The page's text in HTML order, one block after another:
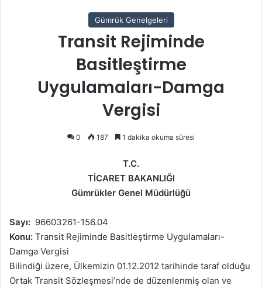
Gümrük Genelgeleri
Transit Rejiminde
Basitleştirme
Uygulamaları-Damga
Vergisi
0 187 1 dakika okuma süresi
T.C.
TİCARET BAKANLIĞI
Gümrükler Genel Müdürlüğü
Sayı: 96603261-156.04
Konu: Transit Rejiminde Basitleştirme Uygulamaları-
Damga Vergisi
Bilindiği üzere, Ülkemizin 01.12.2012 tarihinde taraf olduğu
Ortak Transit Sözleşmesi’nde de düzenlenmiş olan ve